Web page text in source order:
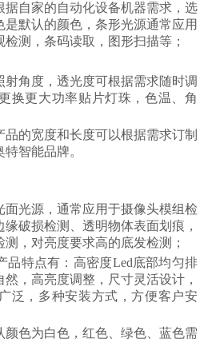
据自家的自动化设备机器需求，选
默认的颜色，条形光源通常应用
测，条码读取，图形扫描等；
射角度，透光度可根据需求随时调
换更大功率贴片灯珠，色温、角
的宽度和长度可以根据需求订制
智能品牌。
光源，通常应用于摄像头模组检
破损检测、透明物体表面划痕，
，对亮度要求高的底发检测；
品特点有：高密度Led底部均匀排
，高亮度调整，尺寸灵活设计，
泛，多种安装方式，方便客户安
色为白色，红色、绿色、蓝色需